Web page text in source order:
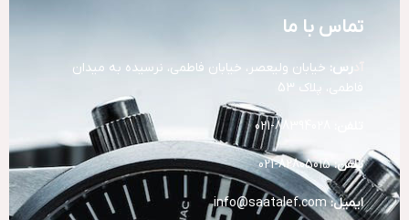
تماس با ما
رس: خیابان ولیعصر، خیابان فاطمی، نرسیده به میدان
فاطمی، پلاک 53
تلفن:82805015-021
ایمیل: info@saatalef.com